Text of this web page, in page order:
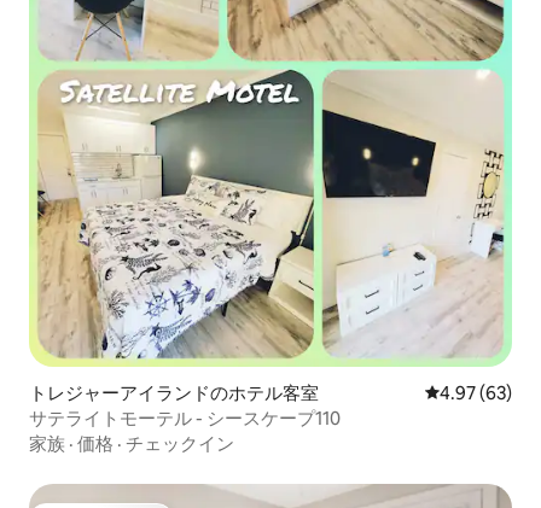
トレジャーアイランドのホテル客室 レビュー63
4.97 (63)
サテライトモーテル - シースケープ110
家族 · 価格 · チェックイン